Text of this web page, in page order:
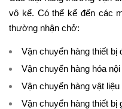
vô kể. Có thể kể đến các
thường nhận chở:
Vận chuyển hàng thiết bị
Vận chuyển hàng hóa nội
Vận chuyển hàng vật
Vận chuyển hàng thiết bị